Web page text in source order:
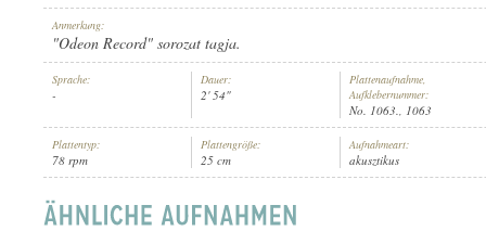
PLATTENAUFNAHME:
Anmerkung:
"Odeon Record" sorozat tagja.
Sprache:
-
Dauer:
2' 54"
Plattenaufnahme,
Aufklebernummer:
No. 1063., 1063
Plattentyp:
78 rpm
Plattengröße:
25 cm
Aufnahmeart:
akusztikus